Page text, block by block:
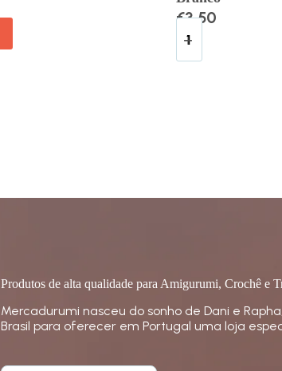
€3.50
Produtos de alta qualidade para Amigurumi, Crochê e
Mercadurumi nasceu do sonho de Dani e
Brasil para oferecer em Portugal uma loja